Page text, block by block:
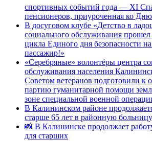
спортивных событий года — XI
пенсионеров, приуроченная ко
В досуговом клубе «Детство в
социального обслуживания
цикла Единого дня безопасности
пассажир!»
«Серебряные» волонтёры центра
обслуживания населения
Советом ветеранов подготовили к
партию гуманитарной помощи
зоне специальной военной
В Калининском районе
старше 65 лет в районную больницу
📸 В Калининске продолжает
для старших